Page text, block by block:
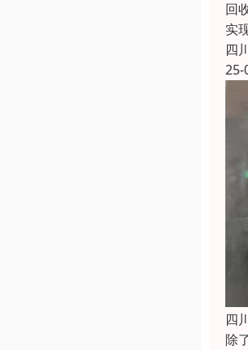
回
实
四
25-
四
除